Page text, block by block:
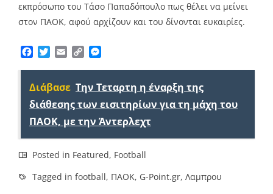
εκπρόσωπο του Τάσο Παπαδόπουλο πως θέλει να μείνει
στον ΠΑΟΚ, αφού αρχίζουν και του δίνονται ευκαιρίες.
Facebook
TwitterEmailCopy
Διάβασε Την Τεταρτη η έναρξη της
διάθεσης των εισιτηρίων για τη μάχη του
ΠΑΟΚ, με την Άντερλεχτ
Posted in Featured, Football
Tagged in football, ΠΑΟΚ, G-Point.gr, Λαμπρου